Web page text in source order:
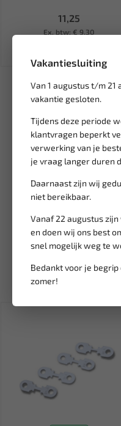
Vakantiesluiting
Van 1 augustus t/m
vakantie gesloten.
Tijdens deze periode
klantvragen beperkt
verwerking van je
je vraag langer duren
Daarnaast zijn wij
niet bereikbaar.
Vanaf 22 augustus
en doen wij ons best
snel mogelijk weg te
Bedankt voor je
zomer!
11,25
Ex. btw: € 9,30